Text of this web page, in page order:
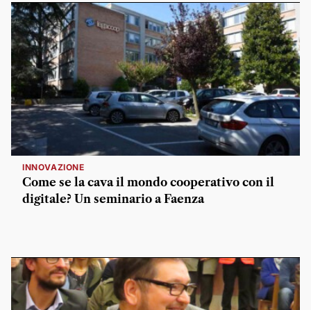
INNOVAZIONE
Come se la cava il mondo cooperativo con il
digitale? Un seminario a Faenza